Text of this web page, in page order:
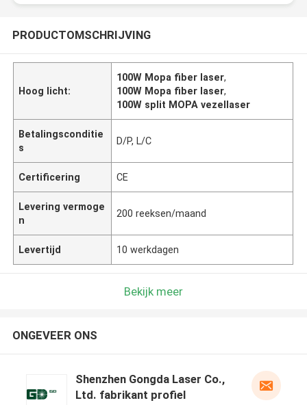
PRODUCTOMSCHRIJVING
Hoog licht:
100W Mopa fiber laser,
100W Mopa fiber laser,
100W split MOPA vezellaser
Betalingsconditie
s
D/P, L/C
Certificering CE
Levering vermoge
n
200 reeksen/maand
Levertijd 10 werkdagen
Bekijk meer
ONGEVEER ONS
Shenzhen Gongda Laser Co.,
Ltd. fabrikant profiel